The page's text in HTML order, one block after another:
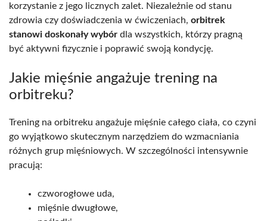
korzystanie z jego licznych zalet. Niezależnie od stanu
zdrowia czy doświadczenia w ćwiczeniach, orbitrek
stanowi doskonały wybór dla wszystkich, którzy pragną
być aktywni fizycznie i poprawić swoją kondycję.
Jakie mięśnie angażuje trening na
orbitreku?
Trening na orbitreku angażuje mięśnie całego ciała, co czyni
go wyjątkowo skutecznym narzędziem do wzmacniania
różnych grup mięśniowych. W szczególności intensywnie
pracują:
czworogłowe uda,
mięśnie dwugłowe,